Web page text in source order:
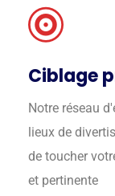
Ciblage
Notre réseau
lieux de
de toucher
et pertinente